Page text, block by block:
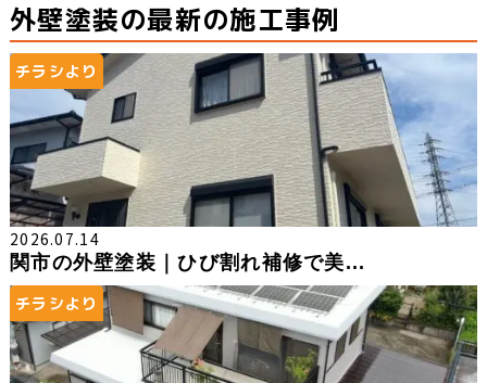
外壁塗装の最新の施工事例
チラシより
2026.07.14
関市の外壁塗装｜ひび割れ補修で美...
チラシより